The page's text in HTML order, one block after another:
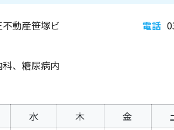
動産笹塚ビ
電話
、糖尿病内
水 木 金